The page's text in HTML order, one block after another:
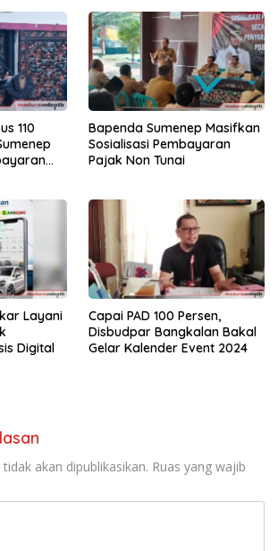
110
Bapenda Sumenep Masifkan
Sosialisasi Pembayaran
Pajak Non Tunai
Layani
Digital
Capai PAD 100 Persen,
Disbudpar Bangkalan Bakal
Gelar Kalender Event 2024
akan dipublikasikan. Ruas yang wajib